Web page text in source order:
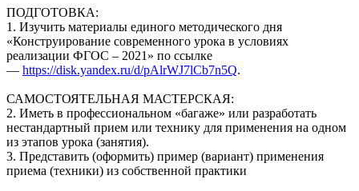
ПОДГОТОВКА:
1. Изучить материалы единого методического дня
«Конструирование современного урока в условиях
реализации ФГОС – 2021» по ссылке
— https://disk.yandex.ru/d/pAlrWJ7lCb7n5Q.
САМОСТОЯТЕЛЬНАЯ МАСТЕРСКАЯ:
2. Иметь в профессиональном «багаже» или разработать
нестандартный прием или технику для применения на одном
из этапов урока (занятия).
3. Представить (оформить) пример (вариант) применения
приема (техники) из собственной практики